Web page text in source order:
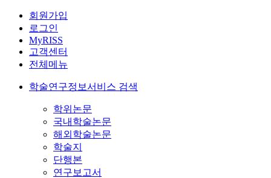
회원가입
로그인
MyRISS
고객센터
전체메뉴
학술연구정보서비스 검색
학위논문
국내학술논문
해외학술논문
학술지
단행본
연구보고서